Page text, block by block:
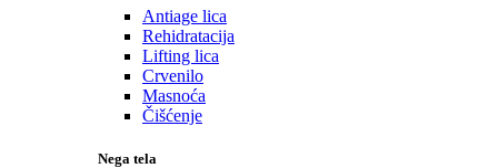
Antiage lica
Rehidratacija
Lifting lica
Crvenilo
Masnoća
Čišćenje
Nega tela